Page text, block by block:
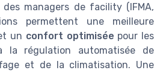
managers de facility (IFMA,
permettent une meilleure
un confort optimisée pour les
la régulation automatisée de
et de la climatisation. Une